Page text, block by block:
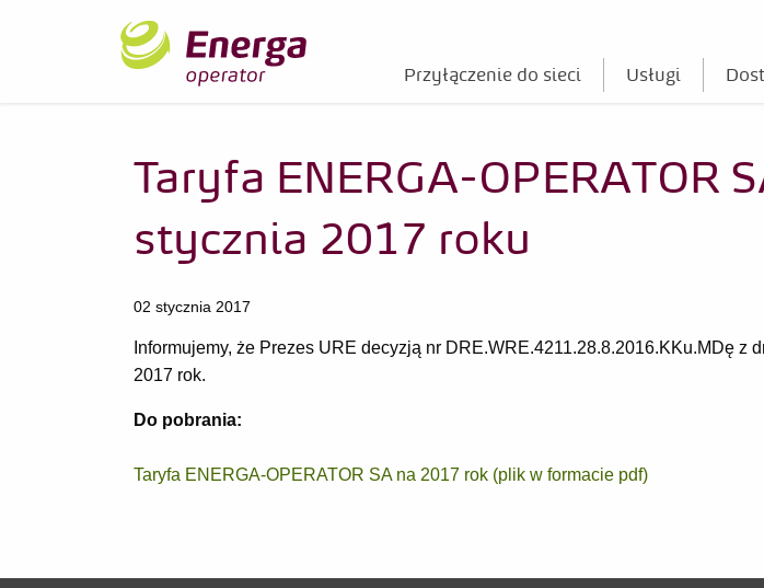
Przyłączenie do sieci Usługi
Taryfa ENERGA-OPERATOR
stycznia 2017 roku
02 stycznia 2017
Informujemy, że Prezes URE decyzją nr DRE.WRE.4211.28.8.2016.KKu.MDę
2017 rok.
Do pobrania:
Taryfa ENERGA-OPERATOR SA na 2017 rok (plik w formacie pdf)